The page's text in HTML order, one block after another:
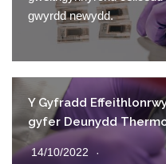
gwyrdd newydd.
Y Gyfradd
gyfer Deunydd
14/10/2022